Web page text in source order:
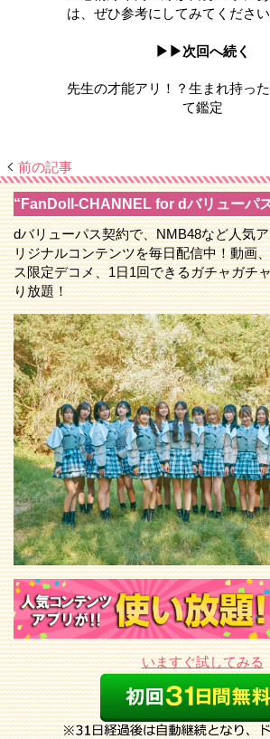
は、ぜひ参考にしてみてください
▶▶次回へ続く
先生の才能アリ！？生まれ持っ
て鑑定
前の記事
“FanDoll-CHANNEL for dバリューパ
dバリューパス契約で、NMB48など人気
リジナルコンテンツを毎日配信中！動画
ス限定デコメ、1日1回できるガチャガチ
り放題！
いますぐ試してみる